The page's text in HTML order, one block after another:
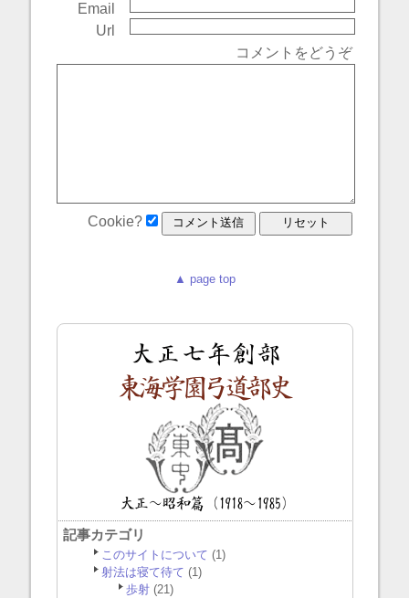
Email
Url
コメントをどうぞ
Cookie?
▲ page top
記事カテゴリ
このサイトについて (1)
射法は寝て待て (1)
歩射(21)